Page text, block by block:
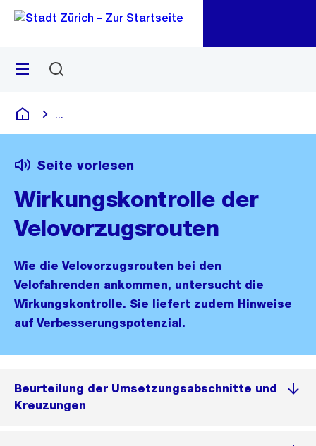
Navigation
Sprunglink
Menü
Deutsch
Seite vorlesen
Wirkungskontrolle der
Velovorzugsrouten
Wie die Velovorzugsrouten bei den
Velofahrenden ankommen, untersucht die
Wirkungskontrolle. Sie liefert zudem Hinweise
auf Verbesserungspotenzial.
Beurteilung der Umsetzungsabschnitte und
Kreuzungen